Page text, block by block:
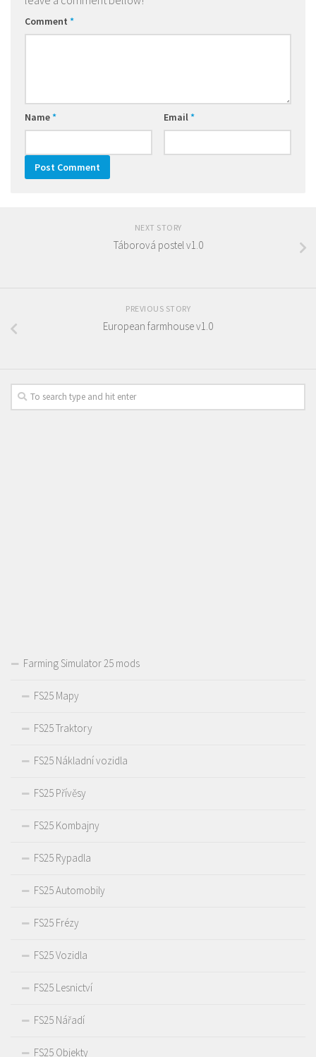
Comment *
Name* Email*
NEXT STORY
Táborová postel v1.0
PREVIOUS STORY
European farmhouse v1.0
Farming Simulator 25 mods
FS25 Mapy
FS25 Traktory
FS25 Nákladní vozidla
FS25 Přívěsy
FS25 Kombajny
FS25 Rypadla
FS25 Automobily
FS25 Frézy
FS25 Vozidla
FS25 Lesnictví
FS25 Nářadí
FS25 Objekty